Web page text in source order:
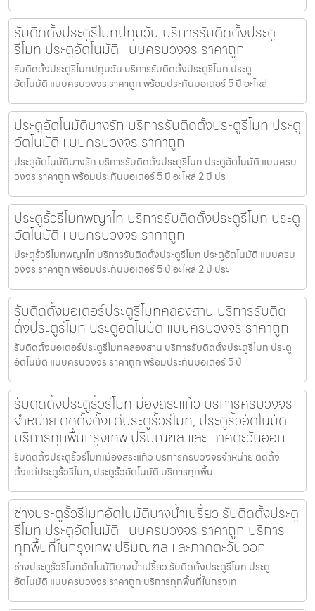
รับติดตั้งประตูรีโมทปทุมวัน บริการรับติดตั้งประตู
รีโมท ประตูอัตโนมัติ แบบครบวงจร ราคาถูก
รับติดตั้งประตูรีโมทปทุมวัน บริการรับติดตั้งประตูรีโมท ประตู
อัตโนมัติ แบบครบวงจร ราคาถูก พร้อมประกันมอเตอร์ 5 ปี อะไหล่
ประตูอัตโนมัติบางรัก บริการรับติดตั้งประตูรีโมท ประตู
อัตโนมัติ แบบครบวงจร ราคาถูก
ประตูอัตโนมัติบางรัก บริการรับติดตั้งประตูรีโมท ประตูอัตโนมัติ แบบครบ
วงจร ราคาถูก พร้อมประกันมอเตอร์ 5 ปี อะไหล่ 2 ปี ปร
ประตูรั้วรีโมทพญาไท บริการรับติดตั้งประตูรีโมท ประตู
อัตโนมัติ แบบครบวงจร ราคาถูก
ประตูรั้วรีโมทพญาไท บริการรับติดตั้งประตูรีโมท ประตูอัตโนมัติ แบบครบ
วงจร ราคาถูก พร้อมประกันมอเตอร์ 5 ปี อะไหล่ 2 ปี ประ
รับติดตั้งมอเตอร์ประตูรีโมทคลองสาน บริการรับติด
ตั้งประตูรีโมท ประตูอัตโนมัติ แบบครบวงจร ราคาถูก
รับติดตั้งมอเตอร์ประตูรีโมทคลองสาน บริการรับติดตั้งประตูรีโมท ประตู
อัตโนมัติ แบบครบวงจร ราคาถูก พร้อมประกันมอเตอร์ 5 ปี
รับติดตั้งประตูรั้วรีโมทเมืองสระแก้ว บริการครบวงจร
จำหน่าย ติดตั้งตั้งแต่ประตูรั้วรีโมท, ประตูรั้วอัตโนมัติ
บริการทุกพื้นกรุงเทพ ปริมณฑล และ ภาคตะวันออก
รับติดตั้งประตูรั้วรีโมทเมืองสระแก้ว บริการครบวงจรจำหน่าย ติดตั้ง
ตั้งแต่ประตูรั้วรีโมท, ประตูรั้วอัตโนมัติ บริการทุกพื้น
ช่างประตูรั้วรีโมทอัตโนมัติบางน้ำเปรี้ยว รับติดตั้งประตู
รีโมท ประตูอัตโนมัติ แบบครบวงจร ราคาถูก บริการ
ทุกพื้นที่ในกรุงเทพ ปริมณฑล และภาคตะวันออก
ช่างประตูรั้วรีโมทอัตโนมัติบางน้ำเปรี้ยว รับติดตั้งประตูรีโมท ประตู
อัตโนมัติ แบบครบวงจร ราคาถูก บริการทุกพื้นที่ในกรุงเท